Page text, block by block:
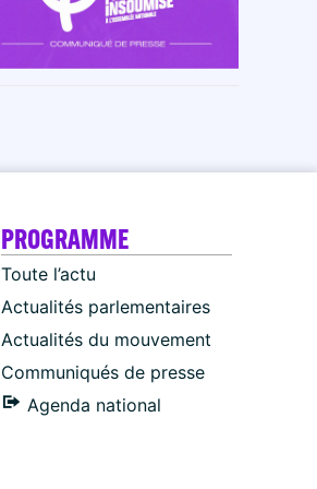
PROGRAMME
Toute l’actu
Actualités parlementaires
Actualités du mouvement
Communiqués de presse
Agenda national